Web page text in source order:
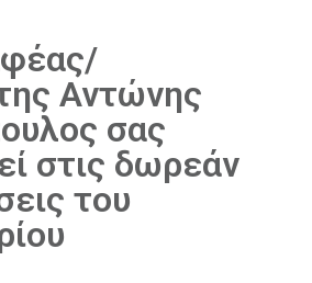
Αντώνης
σας
στις δωρεάν
του